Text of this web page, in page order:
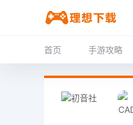
首页 手游攻略